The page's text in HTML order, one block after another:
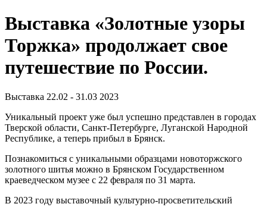
Выставка «Золотные узоры
Торжка» продолжает свое
путешествие по России.
Выставка 22.02 - 31.03 2023
Уникальный проект уже был успешно представлен в городах
Тверской области, Санкт-Петербурге, Луганской Народной
Республике, а теперь прибыл в Брянск.
Познакомиться с уникальными образцами новоторжского
золотного шитья можно в Брянском Государственном
краеведческом музее с 22 февраля по 31 марта.
В 2023 году выставочный культурно-просветительский